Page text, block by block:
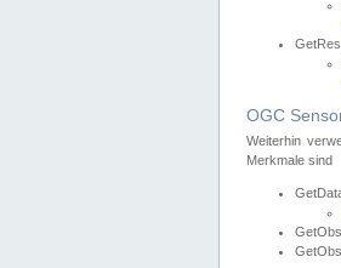
OGC
Weiterhin
Merkmale sind